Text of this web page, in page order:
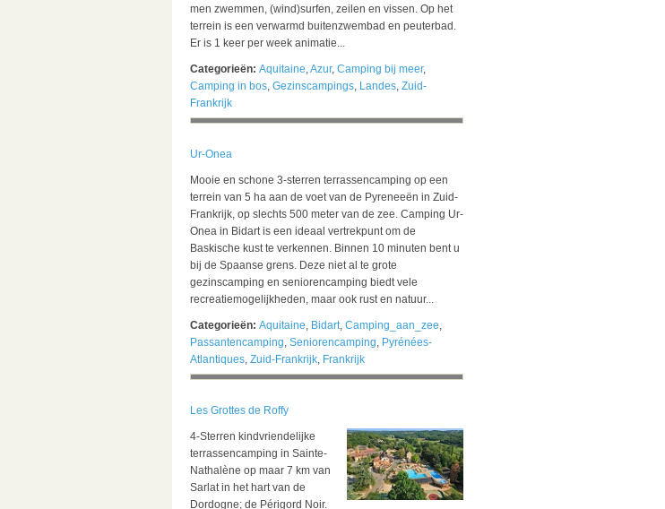
men zwemmen, (wind)surfen, zeilen en vissen. Op het
terrein is een verwarmd buitenzwembad en peuterbad.
Er is 1 keer per week animatie...
Categorieën: Aquitaine,Azur, Camping bij meer,
Camping in bos, Gezinscampings, Landes, Zuid-
Frankrijk
Ur-Onea
Mooie en schone 3-sterren terrassencamping op een
terrein van 5 ha aan de voet van de Pyreneeën in Zuid-
Frankrijk, op slechts 500 meter van de zee. Camping Ur-
Onea in Bidart is een ideaal vertrekpunt om de
Baskische kust te verkennen. Binnen 10 minuten bent u
bij de Spaanse grens. Deze niet al te grote
gezinscamping en seniorencamping biedt vele
recreatiemogelijkheden, maar ook rust en natuur...
Categorieën: Aquitaine, Bidart, Camping_aan_zee,
Passantencamping, Seniorencamping, Pyrénées-
Atlantiques, Zuid-Frankrijk, Frankrijk
Les Grottes de Roffy
4-Sterren kindvriendelijke
terrassencamping in Sainte-
Nathalène op maar 7 km van
Sarlat in het hart van de
Dordogne; de Périgord Noir.